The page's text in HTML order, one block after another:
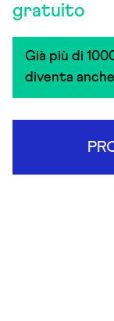
gratuito
Già più di
diventa